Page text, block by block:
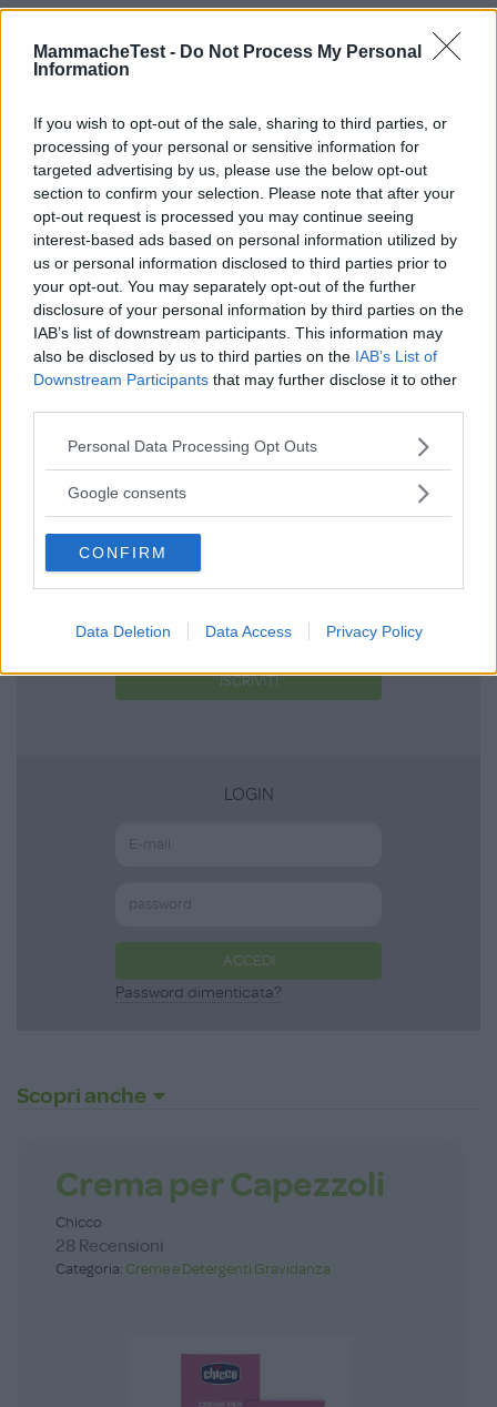
MammacheTest - Do Not Process My Personal
Information
If you wish to opt-out of the sale, sharing to third parties, or
processing of your personal or sensitive information for
targeted advertising by us, please use the below opt-out
section to confirm your selection. Please note that after your
opt-out request is processed you may continue seeing
interest-based ads based on personal information utilized by
us or personal information disclosed to third parties prior to
your opt-out. You may separately opt-out of the further
disclosure of your personal information by third parties on the
IAB’s list of downstream participants. This information may
also be disclosed by us to third parties on the IAB’s List of
Downstream Participants that may further disclose it to other
Please note that this website/app uses one or more Google
not limited to your visit or usage behaviour. You may click to
use your data for below specified purposes in below Google
consent section.
Personal Data Processing Opt Outs
Google consents
CONFIRM
Data Deletion Data Access Privacy Policy
Giuls92
Advisor
«Crema smagliature»
13.11.24
10.0
La crema amidomio l'ho scoperta solo alla terza gravidanza e
devo dire che è stata una bellissi... continua a leggere
0)
Guarda tutte le opinioni degli utenti
Effettua l'accesso per scrivere una recensione
MammacheTest?
ISCRIVITI
LOGIN
ACCEDI
Password dimenticata?
Scopri anche
Crema per Capezzoli
Chicco
28 Recensioni
Categoria: Creme e Detergenti Gravidanza